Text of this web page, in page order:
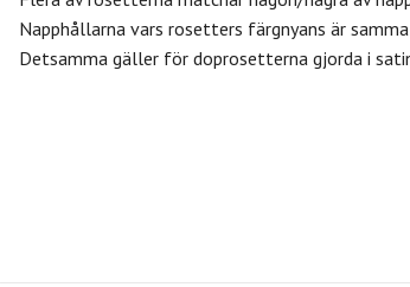
Napphållarna vars rosetters färgnyans är
Detsamma gäller för doprosetterna gjorda i